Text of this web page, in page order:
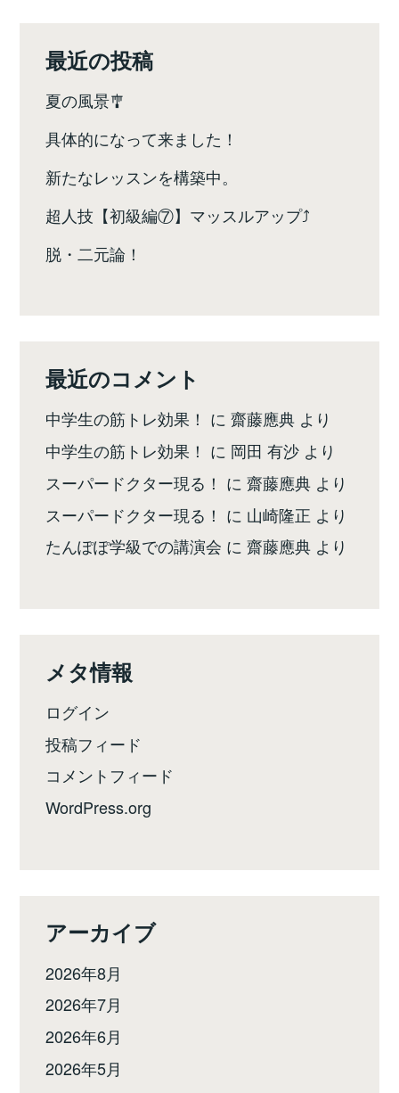
ョ
ン
最近の投稿
夏の風景🎐
具体的になって来ました！
新たなレッスンを構築中。
超人技【初級編⑦】マッスルアップ⤴️
脱・二元論！
最近のコメント
中学生の筋トレ効果！ に齋藤應典 より
中学生の筋トレ効果！ に 岡田 有沙 より
スーパードクター現る！ に齋藤應典 より
スーパードクター現る！ に 山崎隆正 より
たんぽぽ学級での講演会 に齋藤應典 より
メタ情報
ログイン
投稿フィード
コメントフィード
WordPress.org
アーカイブ
2026年8月
2026年7月
2026年6月
2026年5月